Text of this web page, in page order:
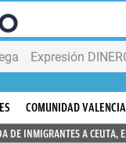
Expresión
COMUNIDAD
DE INMIGRANTES A CEUTA,